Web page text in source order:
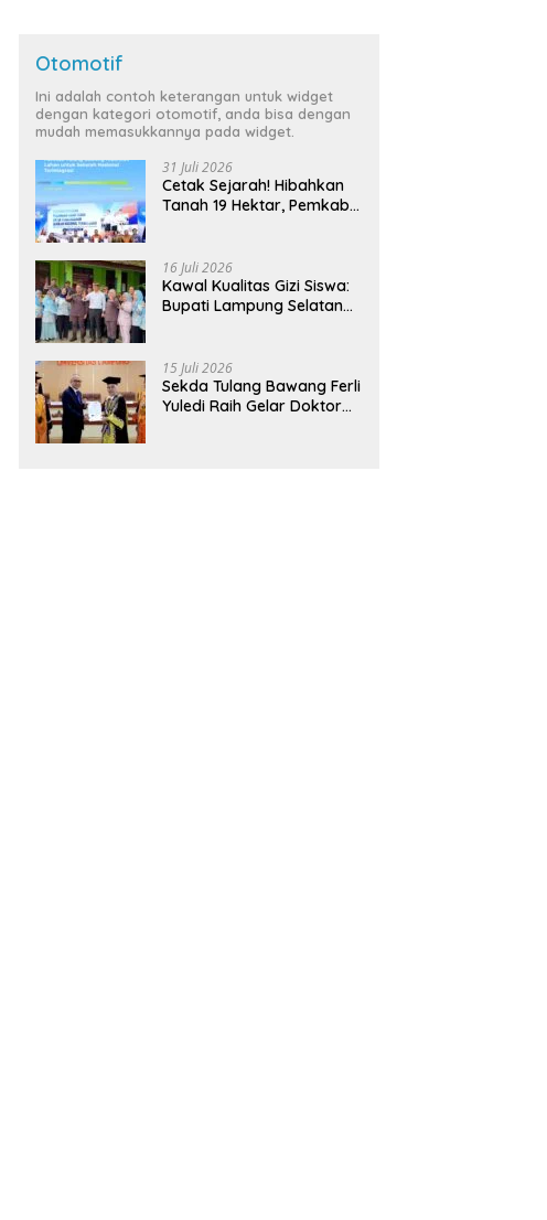
Otomotif
Ini adalah contoh keterangan untuk widget
dengan kategori otomotif, anda bisa dengan
mudah memasukkannya pada widget.
31 Juli 2026
Cetak Sejarah! Hibahkan
Tanah 19 Hektar, Pemkab
Terintegrasi Pertama di
Lampung
16 Juli 2026
Kawal Kualitas Gizi Siswa:
Bupati Lampung Selatan
Bergizi Gratis di Natar
15 Juli 2026
Sekda Tulang Bawang Ferli
Yuledi Raih Gelar Doktor